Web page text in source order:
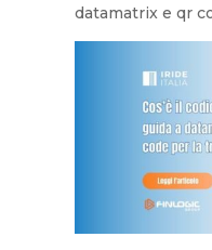
datamatrix e qr